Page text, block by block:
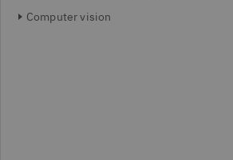
Computer vision